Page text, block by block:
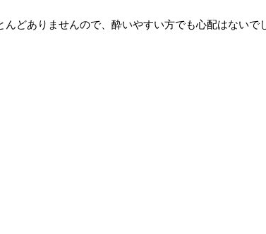
どありませんので、酔いやすい方でも心配はないで